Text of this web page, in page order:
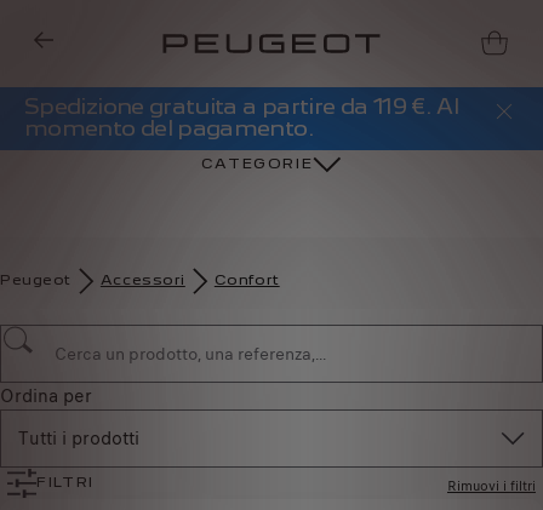
Spedizione gratuita a partire da 119 €. Al
momento del pagamento.
CATEGORIE
Peugeot Accessori Confort
Ordina per
Tutti i prodotti
FILTRI Rimuovi i filtri